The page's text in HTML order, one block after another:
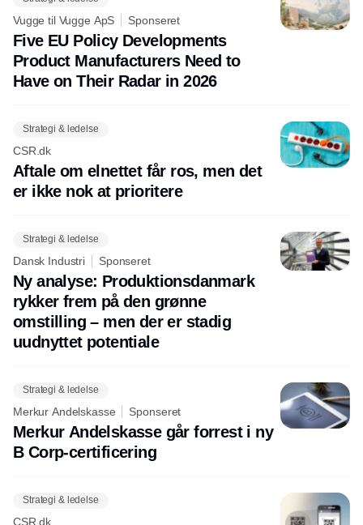
Vugge til Vugge ApS Sponseret
Five EU Policy Developments
Product Manufacturers Need to
Have on Their Radar in 2026
Strategi & ledelse
CSR.dk
Aftale om elnettet får ros, men det
er ikke nok at prioritere
Strategi & ledelse
Dansk Industri Sponseret
Ny analyse: Produktionsdanmark
rykker frem på den grønne
omstilling – men der er stadig
uudnyttet potentiale
Strategi & ledelse
Merkur Andelskasse Sponseret
Merkur Andelskasse går forrest i ny
B Corp-certificering
Strategi & ledelse
CSR.dk